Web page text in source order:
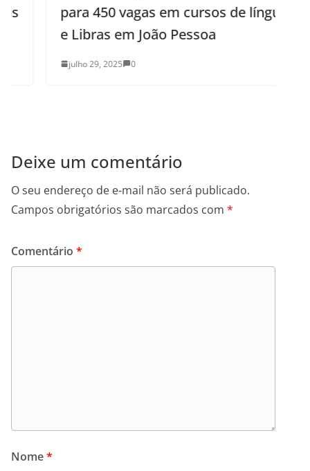
para 450 vagas em cursos de línguas
e Libras em João Pessoa
julho 29, 2025 0
Deixe um comentário
O seu endereço de e-mail não será publicado.
Campos obrigatórios são marcados com *
Comentário *
Nome*